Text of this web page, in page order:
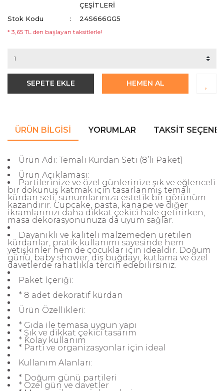
ÇEŞITLERI
Stok Kodu
24S666GG5
* 3,65 TL den başlayan taksitlerle!
SEPETE EKLE HEMEN AL
ÜRÜN BILGISI YORUMLAR TAKSIT
Ürün Adı: Temalı Kürdan Seti (8’li Paket)
Ürün Açıklaması:
Partilerinize ve özel günlerinize şık ve eğlenceli
bir dokunuş katmak için tasarlanmış temalı
kürdan seti, sunumlarınıza estetik bir görünüm
kazandırır. Cupcake, pasta, kanape ve diğer
ikramlarınızı daha dikkat çekici hale getirirken,
masa dekorasyonunuza da uyum sağlar.
Dayanıklı ve kaliteli malzemeden üretilen
kürdanlar, pratik kullanımı sayesinde hem
yetişkinler hem de çocuklar için idealdir. Doğum
günü, baby shower, diş buğdayı, kutlama ve özel
davetlerde rahatlıkla tercih edebilirsiniz.
Paket İçeriği:
* 8 adet dekoratif kürdan
Ürün Özellikleri:
* Gıda ile temasa uygun yapı
* Şık ve dikkat çekici tasarım
* Kolay kullanım
* Parti ve organizasyonlar için ideal
Kullanım Alanları:
* Doğum günü partileri
* Özel gün ve davetler